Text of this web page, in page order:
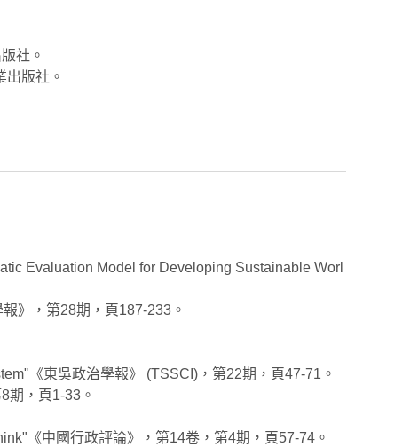
社。
版社。
Evaluation Model for Developing Sustainable Worl
》，第28期，頁187-233。
《東吳政治學報》 (TSSCI)，第22期，頁47-71。
期，頁1-33。
《中國行政評論》，第14卷，第4期，頁57-74。